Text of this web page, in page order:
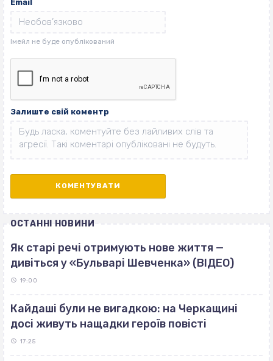
Email
Залиште свій коментр
ОСТАННІ НОВИНИ
Як старі речі отримують нове життя —
дивіться у «Бульварі Шевченка» (ВІДЕО)
19:00
Кайдаші були не вигадкою: на Черкащині
досі живуть нащадки героїв повісті
17:25